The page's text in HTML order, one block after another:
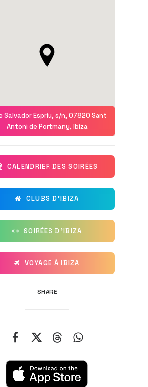
Salvador Espriu, s/n, 07820 Sant
Antoni de Portmany, Ibiza
CALENDRIER DES SOIRÉES
CLUBS D'IBIZA
SOIRÉES D'IBIZA
VOYAGE À IBIZA
SHARE